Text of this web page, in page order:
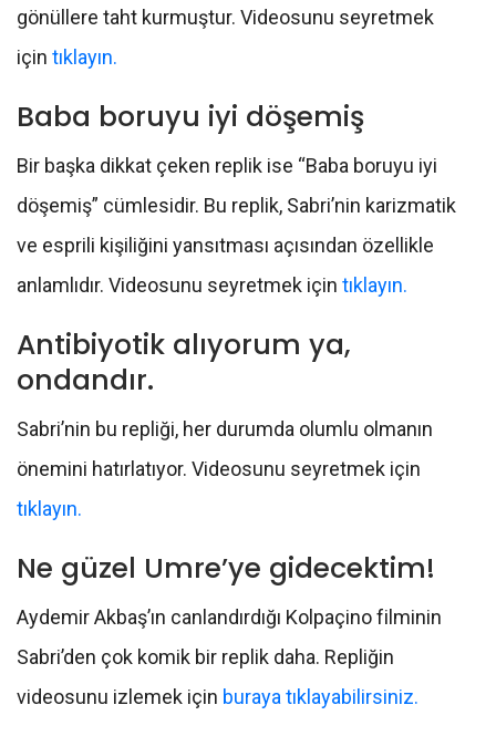
gönüllere taht kurmuştur. Videosunu seyretmek
için tıklayın.
Baba boruyu iyi döşemiş
Bir başka dikkat çeken replik ise “Baba boruyu iyi
döşemiş” cümlesidir. Bu replik, Sabri’nin karizmatik
ve esprili kişiliğini yansıtması açısından özellikle
anlamlıdır. Videosunu seyretmek için tıklayın.
Antibiyotik alıyorum ya,
ondandır.
Sabri’nin bu repliği, her durumda olumlu olmanın
önemini hatırlatıyor. Videosunu seyretmek için
tıklayın.
Ne güzel Umre’ye gidecektim!
Aydemir Akbaş’ın canlandırdığı Kolpaçino filminin
Sabri’den çok komik bir replik daha. Repliğin
videosunu izlemek için buraya tıklayabilirsiniz.